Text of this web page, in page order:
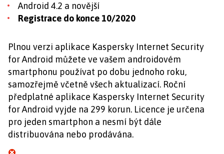
Android 4.2 a novější
Registrace do konce 10/2020
Plnou verzi aplikace Kaspersky Internet Security
for Android můžete ve vašem androidovém
smartphonu používat po dobu jednoho roku,
samozřejmě včetně všech aktualizací. Roční
předplatné aplikace Kaspersky Internet Security
for Android vyjde na 299 korun. Licence je určena
pro jeden smartphon a nesmí být dále
distribuována nebo prodávána.